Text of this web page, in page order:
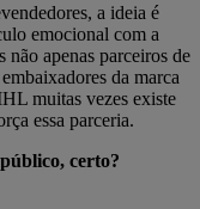
a ideia é
emocional com a
apenas parceiros de
da marca
muitas vezes existe
essa parceria.
certo?